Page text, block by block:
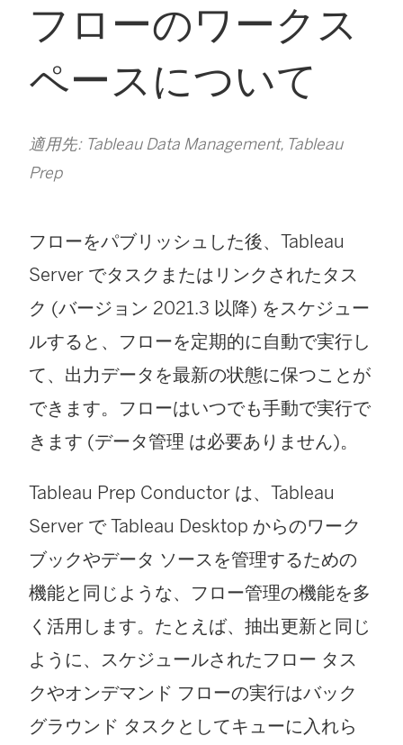
フローのワークス
ペースについて
適用先: Tableau Data Management, Tableau
Prep
フローをパブリッシュした後、 Tableau
Server でタスクまたはリンクされたタス
ク (バージョン 2021.3 以降) をスケジュー
ルすると、フローを定期的に自動で実行し
て、出力データを最新の状態に保つことが
できます。フローはいつでも手動で実行で
きます (データ管理 は必要ありません)。
Tableau Prep Conductor は、 Tableau
Server で Tableau Desktop からのワーク
ブックやデータ ソースを管理するための
機能と同じような、フロー管理の機能を多
く活用します。たとえば、抽出更新と同じ
ように、スケジュールされたフロー タス
クやオンデマンド フローの実行はバック
グラウンド タスクとしてキューに入れら